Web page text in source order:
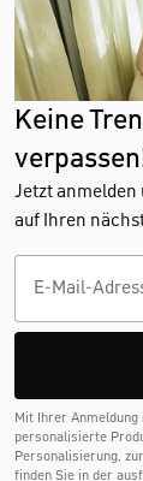
Keine
Jetzt anmelden
auf Ihren
Mit Ihrer
personalisierte
Personalisierung,
finden Sie in der